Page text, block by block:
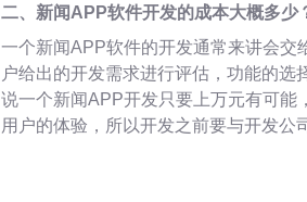
二、新闻APP软件开发的成本大概多少
一个新闻APP软件的开发通常来讲会交
户给出的开发需求进行评估，功能的
说一个新闻APP开发只要上万元有可能
用户的体验，所以开发之前要与开发公